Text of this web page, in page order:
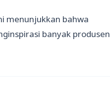
menunjukkan bahwa
banyak produsen